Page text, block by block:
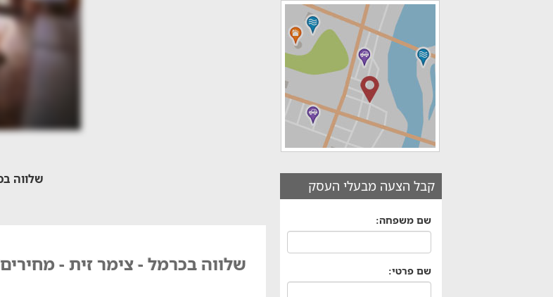
קבל הצעה מבעלי העסק
שם משפחה:
שם פרטי:
שלווה
שלווה בכרמל - צימר זית - מחירים